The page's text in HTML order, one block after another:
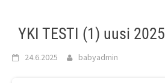
YKI TESTI (1) uusi 2025
24.6.2025 babyadmin